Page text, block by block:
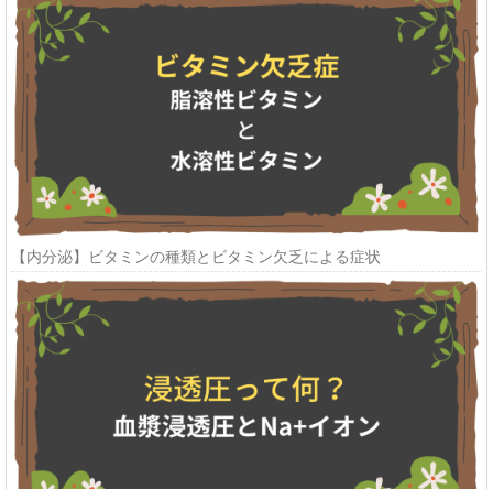
【内分泌】ビタミンの種類とビタミン欠乏による症状